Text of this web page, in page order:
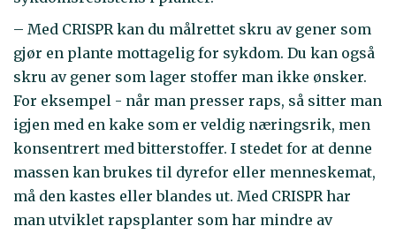
– Med CRISPR kan du målrettet skru av gener som
gjør en plante mottagelig for sykdom. Du kan også
skru av gener som lager stoffer man ikke ønsker.
For eksempel - når man presser raps, så sitter man
igjen med en kake som er veldig næringsrik, men
konsentrert med bitterstoffer. I stedet for at denne
massen kan brukes til dyrefor eller menneskemat,
må den kastes eller blandes ut. Med CRISPR har
man utviklet rapsplanter som har mindre av